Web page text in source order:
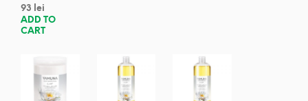
93
lei
ADD TO
CART